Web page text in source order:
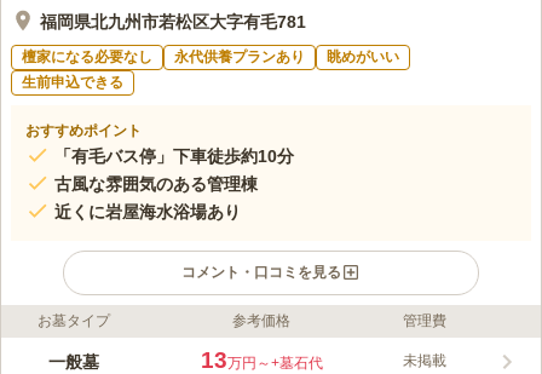
福岡県北九州市若松区大字有毛781
檀家になる必要なし 永代供養プランあり
眺めがいい
生前申込できる
おすすめポイント
「有毛バス停」下車徒歩約10分
古風な雰囲気のある管理棟
近くに岩屋海水浴場あり
コメント・口コミを見る
ライフドット編集部のコメント
自然に囲まれた静かな環境の霊園で、海からの潮風を感じながら
お墓タイプ 参考価格 管理費
一般墓 13万円～+墓石代 未掲載